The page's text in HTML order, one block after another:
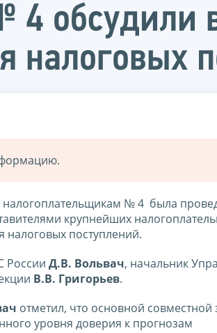
обсудили
налоговых
№ 4 была
крупнейших
поступлений.
России Д.В. Вольвач, начальник
В.В. Григорьев.
отметил, что основной совместной
уровня доверия к прогнозам